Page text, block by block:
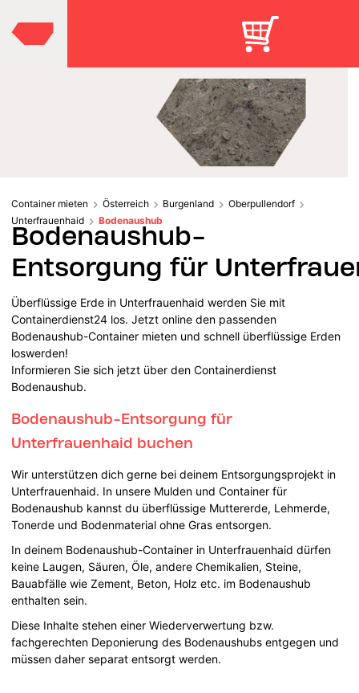
Container mieten Österreich Burgenland
Oberpullendorf
Unterfrauenhaid
Bodenaushub
Bodenaushub-
Entsorgung für
Überflüssige Erde in Unterfrauenhaid werden Sie mit
Containerdienst24 los. Jetzt online den passenden
Bodenaushub-Container mieten und schnell überflüssige Erden
loswerden!
Informieren Sie sich jetzt über den Containerdienst
Bodenaushub.
Bodenaushub-Entsorgung für
Unterfrauenhaid buchen
Wir unterstützen dich gerne bei deinem Entsorgungsprojekt in
Unterfrauenhaid. In unsere Mulden und Container für
Bodenaushub kannst du überflüssige Muttererde, Lehmerde,
Tonerde und Bodenmaterial ohne Gras entsorgen.
In deinem Bodenaushub-Container in Unterfrauenhaid dürfen
keine Laugen, Säuren, Öle, andere Chemikalien, Steine,
Bauabfälle wie Zement, Beton, Holz etc. im Bodenaushub
enthalten sein.
Diese Inhalte stehen einer Wiederverwertung bzw.
fachgerechten Deponierung des Bodenaushubs entgegen und
müssen daher separat entsorgt werden.